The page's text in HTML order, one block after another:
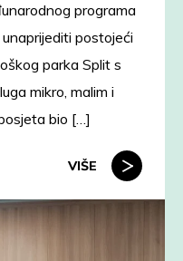
programa
postojeći
parka Split s
mikro, malim i
bio […]
VIŠE